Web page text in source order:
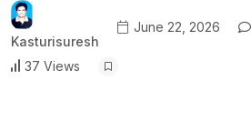
Kasturisuresh
June 22, 2026
37 Views